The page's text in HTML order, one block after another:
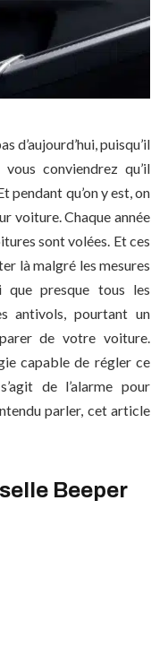
d’aujourd’hui, puisqu’il
conviendrez qu’il
pendant qu’on y est, on
voiture. Chaque année
sont volées. Et ces
là malgré les mesures
presque tous les
antivols, pourtant un
de votre voiture.
capable de régler ce
de l’alarme pour
parler, cet article
Beeper